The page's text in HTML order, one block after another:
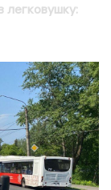
легковушку: